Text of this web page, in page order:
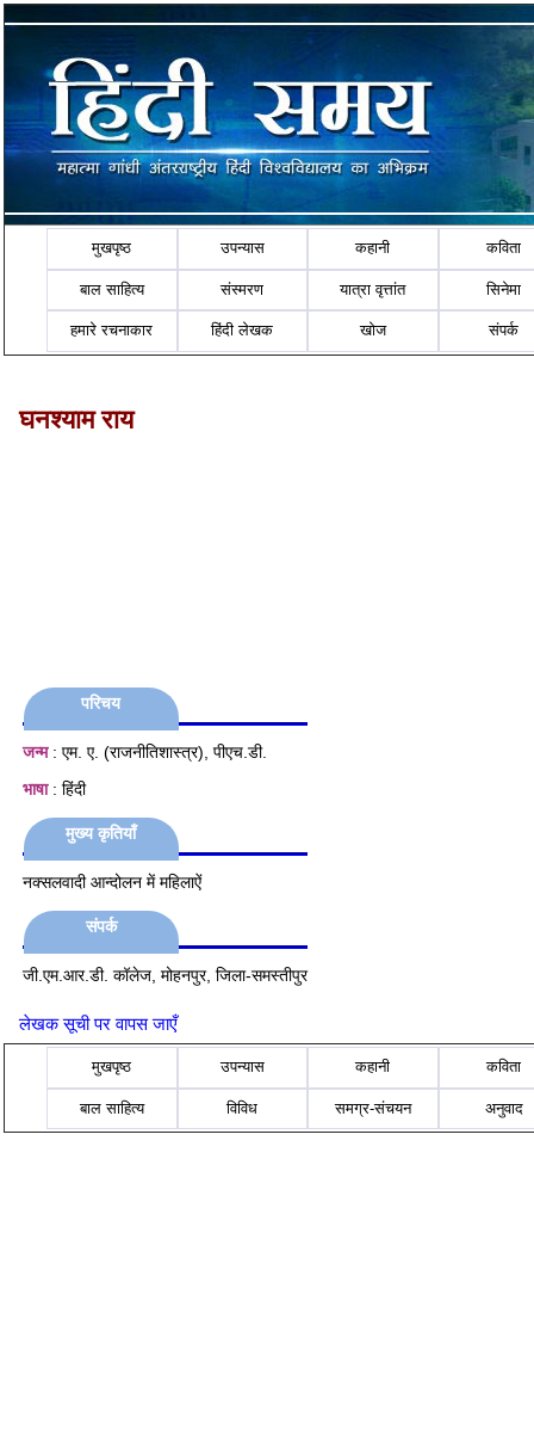
मुखपृष्ठ उपन्यास कहानी कविता
बाल साहित्य संस्मरण यात्रा वृत्तांत सिनेमा
हमारे रचनाकार हिंदी लेखक खोज संपर्क
घनश्याम राय
परिचय
जन्म: एम. ए. (राजनीतिशास्‍त्र), पीएच.डी.
भाषा: हिंदी
मुख्य कृतियाँ
नक्सलवादी आन्दोलन में महिलाऐं
संपर्क
जी.एम.आर.डी. कॉलेज, मोहनपुर, जिला-समस्तीपुर
लेखक सूची पर वापस जाएँ
मुखपृष्ठ उपन्यास कहानी कविता
बाल साहित्य विविध समग्र-संचयन अनुवाद